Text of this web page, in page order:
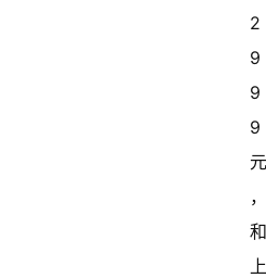
2
9
9
9